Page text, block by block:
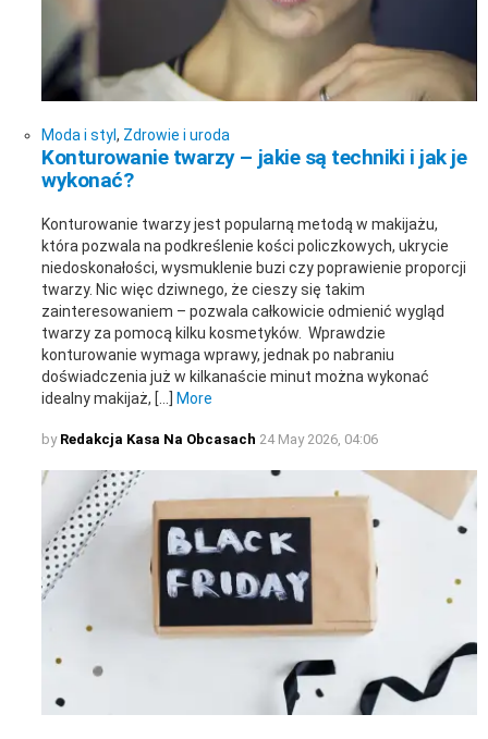
Moda i styl, Zdrowie i uroda
Konturowanie twarzy – jakie są techniki i jak je
wykonać?
Konturowanie twarzy jest popularną metodą w makijażu,
która pozwala na podkreślenie kości policzkowych, ukrycie
niedoskonałości, wysmuklenie buzi czy poprawienie proporcji
twarzy. Nic więc dziwnego, że cieszy się takim
zainteresowaniem – pozwala całkowicie odmienić wygląd
twarzy za pomocą kilku kosmetyków. Wprawdzie
konturowanie wymaga wprawy, jednak po nabraniu
doświadczenia już w kilkanaście minut można wykonać
idealny makijaż, […]
More
by Redakcja Kasa Na Obcasach 24 May 2026, 04:06